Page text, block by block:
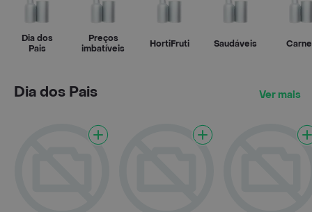
Dia dos
Pais
Preços
imbatíveis
HortiFruti Saudáveis
Dia dos Pais Ver mais